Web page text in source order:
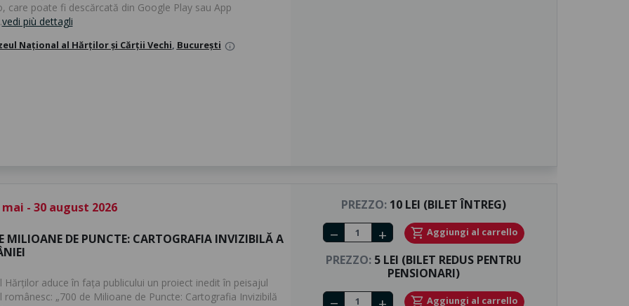
care poate fi descărcată din Google Play sau App
vedi più dettagli
Național al Hărților și Cărții Vechi, București info
mai - 30 august 2026
MILIOANE DE PUNCTE: CARTOGRAFIA INVIZIBILĂ A
Hărților aduce în fața publicului un proiect inedit în peisajul
românesc: „700 de Milioane de Puncte: Cartografia Invizibilă
PREZZO:10 LEI (BILET ÎNTREG)
Number of tickets
remove add shopping_cart Aggiungi al carrello
PREZZO:5 LEI (BILET REDUS PENTRU
PENSIONARI)
Number of tickets
shopping_cart Aggiungi al carrello